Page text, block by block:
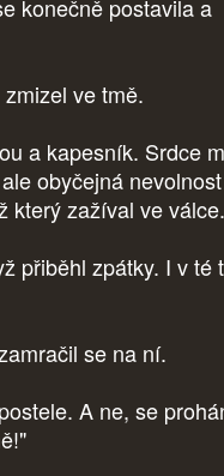
konečně postavila a
ve tmě.
a kapesník. Srdce
obyčejná
který zažíval ve válce.
přiběhl zpátky. I v té
se na ní.
A ne, se